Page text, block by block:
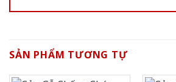
SẢN PHẨM TƯƠNG TỰ